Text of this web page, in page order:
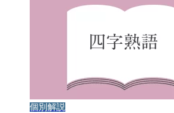
個別解説